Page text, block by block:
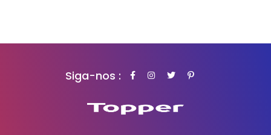
Siga-nos :